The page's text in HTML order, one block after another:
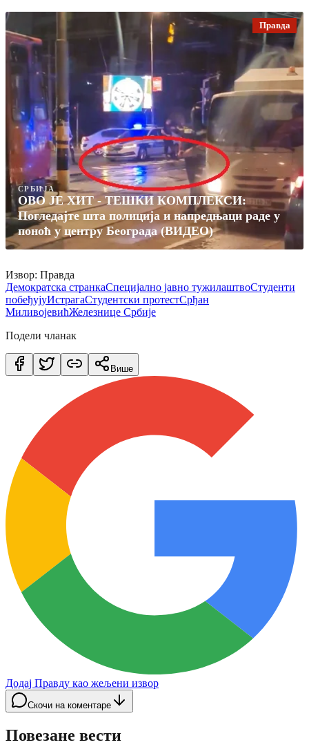
Правда
СРБИЈА
ОВО ЈЕ ХИТ - ТЕШКИ КОМПЛЕКСИ:
Погледајте шта полиција и напредњаци раде у
поноћ у центру Београда (ВИДЕО)
Извор: Правда
Демократска странкаСпецијално јавно тужилаштвоСтуденти
побеђујуИстрагаСтудентски протестСрђан
МиливојевићЖелезнице Србије
Подели чланак
Више
Додај Правду као жељени извор
Скочи на коментаре
Повезане вести